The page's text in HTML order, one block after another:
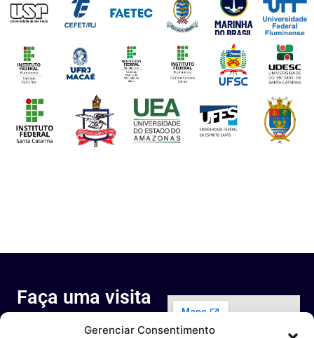
Gerenciar Consentimento
Faça uma visita
ao nosso